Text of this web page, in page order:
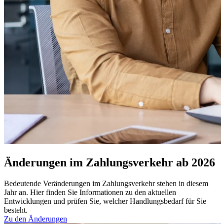
Änderungen im Zahlungs­verkehr ab 2026
Bedeutende Veränderungen im Zahlungsverkehr stehen in diesem
Jahr an. Hier finden Sie Informationen zu den aktuellen
Entwicklungen und prüfen Sie, welcher Handlungsbedarf für Sie
besteht.
Zu den Änderungen